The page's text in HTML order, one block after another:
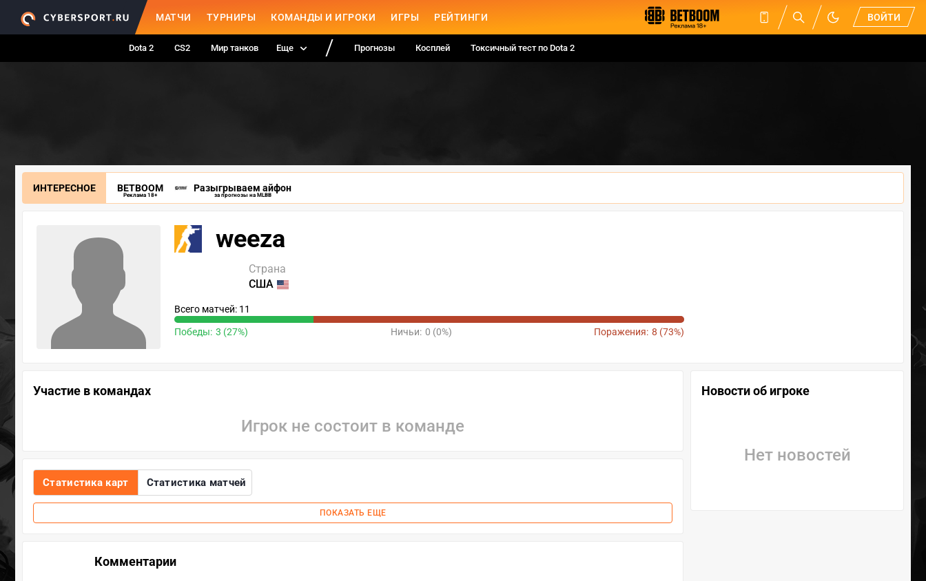
МАТЧИ ТУРНИРЫ КОМАНДЫ И ИГРОКИ ИГРЫ РЕЙТИНГИ ВОЙТИ
Dota 2 CS2 Мир танков Еще Прогнозы Косплей Токсичный тест по Dota 2
ИНТЕРЕСНОЕ BETBOOM
Реклама 18+
Разыгрываем айфон
за прогнозы на MLBB
weeza
Страна
США
Всего матчей: 11
Победы: 3 (27%) Ничьи: 0 (0%) Поражения: 8 (73%)
Участие в командах
Игрок не состоит в команде
Статистика карт Статистика матчей
ПОКАЗАТЬ ЕЩЕ
Новости об игроке
Нет новостей
Комментарии